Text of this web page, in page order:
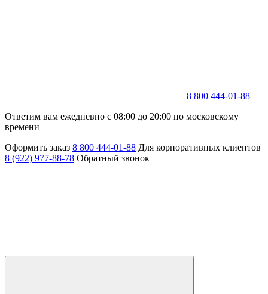
8 800 444-01-88
Ответим вам ежедневно с 08:00 до 20:00 по московскому
времени
Оформить заказ 8 800 444-01-88 Для корпоративных клиентов
8 (922) 977-88-78 Обратный звонок